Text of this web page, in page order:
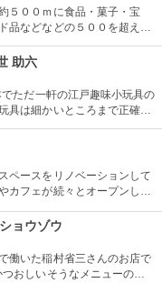
５００ｍに食品・菓子・宝
品などなどの５００を超える
アメ横名物としてはお菓子の
助六
ただ一軒の江戸趣味小玩具の
具は細かいところまで正確に
ペースをリノベーションして
カフェが続々とオープンした
いる。
ョウゾウ
働いた稲村省三さんのお店で
おしいそうなメニューの